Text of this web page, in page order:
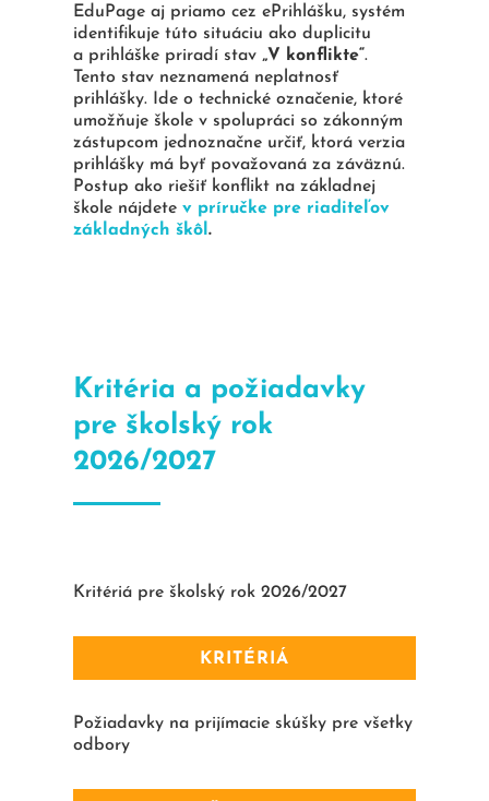
EduPage aj priamo cez ePrihlášku, systém
identifikuje túto situáciu ako duplicitu
a prihláške priradí stav „V konflikte“.
Tento stav neznamená neplatnosť
prihlášky. Ide o technické označenie, ktoré
umožňuje škole v spolupráci so zákonným
zástupcom jednoznačne určiť, ktorá verzia
prihlášky má byť považovaná za záväznú.
Postup ako riešiť konflikt na základnej
škole nájdetev príručke pre riaditeľov
základných škôl.
Kritéria a požiadavky
pre školský rok
2026/2027
Kritériá pre školský rok 2026/2027
KRITÉRIÁ
Požiadavky na prijímacie skúšky pre všetky
odbory